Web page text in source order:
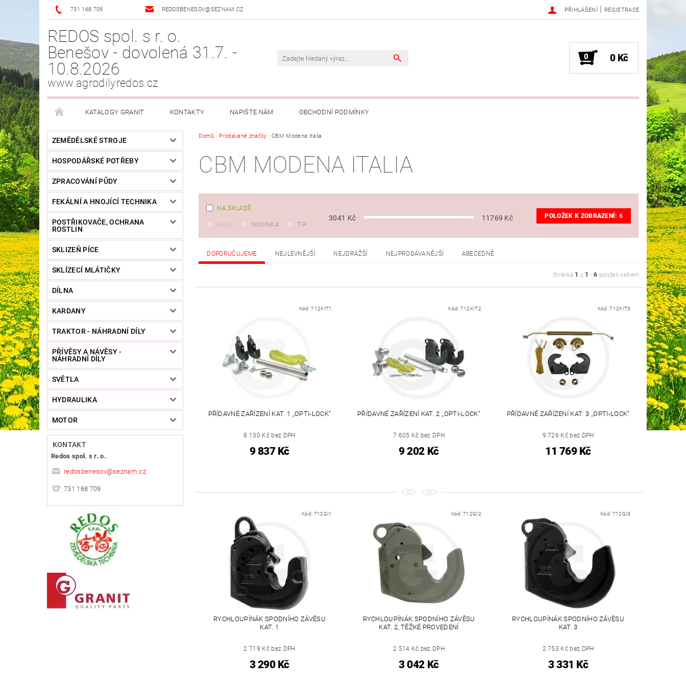
731 168 709 REDOSBENESOV@SEZNAM.CZ PŘIHLÁŠENÍ | REGISTRACE
REDOS spol. s r. o.
Benešov - dovolená 31.7. -
10.8.2026
www.agrodilyredos.cz
0 0 Kč
KATALOGY GRANIT KONTAKTY NAPIŠTE NÁM OBCHODNÍ PODMÍNKY
ZEMĚDĚLSKÉ STROJE
HOSPODÁŘSKÉ POTŘEBY
ZPRACOVÁNÍ PŮDY
FEKÁLNÍ A HNOJÍCÍ TECHNIKA
POSTŘIKOVAČE, OCHRANA
ROSTLIN
SKLIZEŇ PÍCE
SKLÍZECÍ MLÁTIČKY
DÍLNA
KARDANY
TRAKTOR - NÁHRADNÍ DÍLY
PŘÍVĚSY A NÁVĚSY -
NÁHRADNÍ DÍLY
SVĚTLA
HYDRAULIKA
MOTOR
KONTAKT
Redos spol. s r. o.
redosbenesov@seznam.cz
731 168 709
Domů Prodávané značky CBM Modena Italia
CBM MODENA ITALIA
NA SKLADĚ
AKCE NOVINKA TIP
3041 Kč 11769 Kč POLOŽEK K ZOBRAZENÍ:6
DOPORUČUJEME NEJLEVNĚJŠÍ NEJDRAŽŠÍ NEJPRODÁVANĚJŠÍ ABECEDNĚ
Stránka 1 z 1 -6 položek celkem
Kód:712KIT1
PŘÍDAVNÉ ZAŘÍZENÍ KAT. 1 ,,OPTI-LOCK"
8 130 Kč bez DPH
9 837 Kč
Kód: 712KIT2
PŘÍDAVNÉ ZAŘÍZENÍ KAT. 2 ,,OPTI-LOCK"
7 605 Kč bez DPH
9 202 Kč
Kód:712KIT3
PŘÍDAVNÉ ZAŘÍZENÍ KAT. 3 ,,OPTI-LOCK"
9 726 Kč bez DPH
11 769 Kč
Kód: 712GI1
RYCHLOUPÍNÁK SPODNÍHO ZÁVĚSU
KAT. 1
2 719 Kč bez DPH
3 290 Kč
Kód:712GI2
RYCHLOUPÍNÁK SPODNÍHO ZÁVĚSU
KAT. 2, TĚŽKÉ PROVEDENÍ
2 514 Kč bez DPH
3 042 Kč
Kód: 712GI3
RYCHLOUPÍNÁK SPODNÍHO ZÁVĚSU
KAT. 3
2 753 Kč bez DPH
3 331 Kč